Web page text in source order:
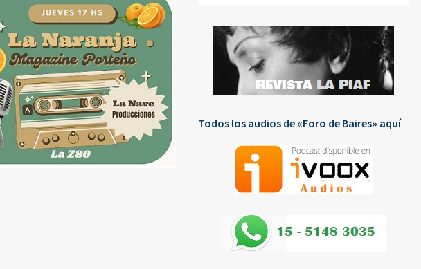
Todos los audios de «Foro de Baires» aquí